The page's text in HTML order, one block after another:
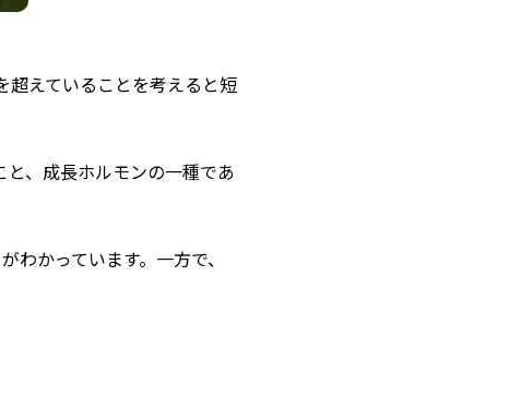
超えていることを考えると短
、成長ホルモンの一種であ
かっています。一方で、